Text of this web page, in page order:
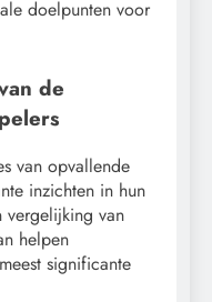
doelpunten voor
de
van opvallende
inzichten in hun
vergelijking van
helpen
significante